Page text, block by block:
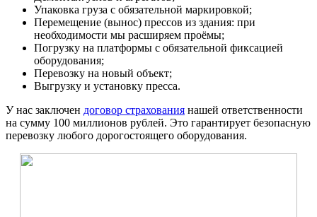
Упаковка груза с обязательной маркировкой;
Перемещение (вынос) прессов из здания: при
необходимости мы расширяем проёмы;
Погрузку на платформы с обязательной фиксацией
оборудования;
Перевозку на новый объект;
Выгрузку и установку пресса.
У нас заключен договор страхования нашей ответственности
на сумму 100 миллионов рублей. Это гарантирует безопасную
перевозку любого дорогостоящего оборудования.